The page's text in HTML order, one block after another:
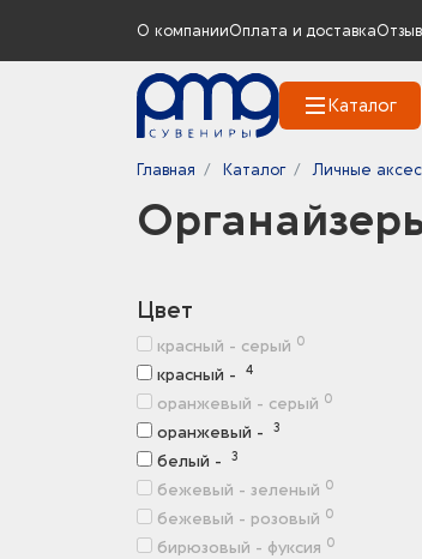
О компанииОплата и доставка
Каталог
Главная Каталог Личные
Цвет
красный - серый 0
красный - 4
оранжевый - серый 0
оранжевый - 3
белый - 3
бежевый - зеленый 0
бежевый - розовый 0
бирюзовый - фуксия 0